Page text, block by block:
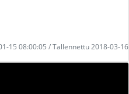
15 08:00:05 / Tallennettu 2018-03-16